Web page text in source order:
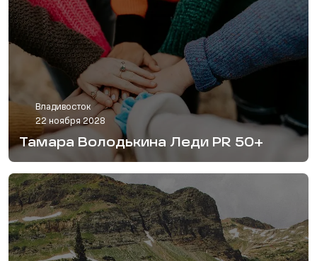
Владивосток
22 ноября 2028
Тамара Володькина Леди PR 50+